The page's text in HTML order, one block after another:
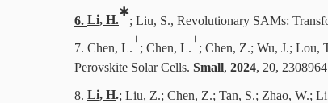
6. Li, H.
✱
; Liu, S., Revolutionary SAMs:
7. Chen, L.
+
; Chen, L.
+
; Chen, Z.; Wu, J.; Lou,
Perovskite Solar Cells. Small, 2024, 20,
8. Li, H.; Liu, Z.; Chen, Z.; Tan, S.; Zhao, W.;